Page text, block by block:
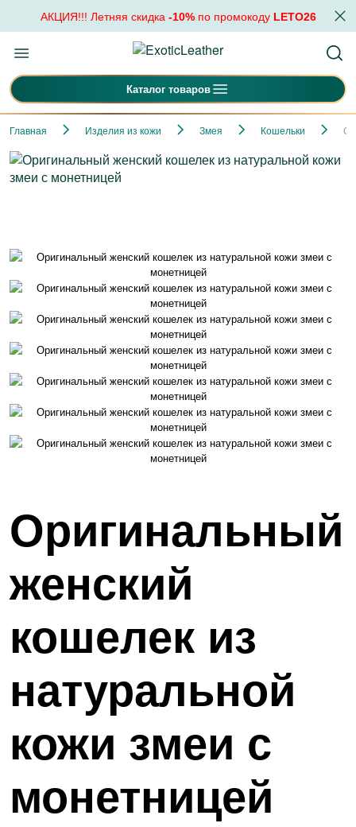
АКЦИЯ!!! Летняя скидка -10%по промокоду LETO26
Каталог товаров
Главная Изделия из кожи Змея Кошельки
Оригинальный
женский
кошелек из
натуральной
кожи змеи с
монетницей